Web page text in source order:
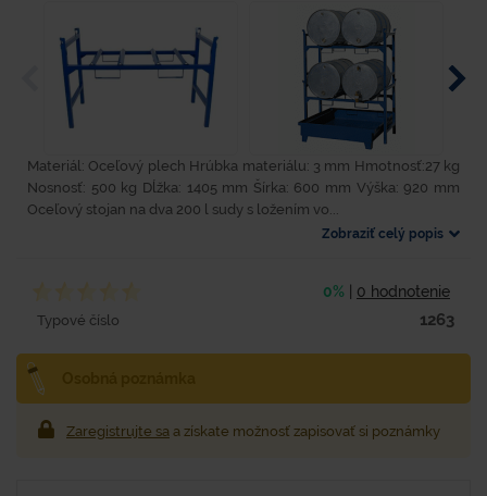
Materiál: Oceľový plech Hrúbka materiálu: 3 mm Hmotnosť:27 kg
Nosnosť: 500 kg Dĺžka: 1405 mm Šírka: 600 mm Výška: 920 mm
Oceľový stojan na dva 200 l sudy s ložením vo...
Zobraziť celý popis
0% 0 hodnotenie
Typové číslo 1263
Zaregistrujte sa a získate možnosť zapisovať si poznámky